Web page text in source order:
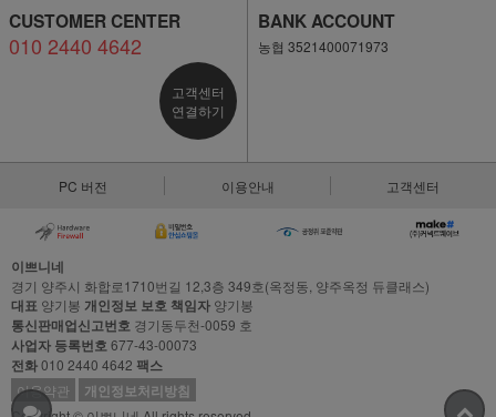
CUSTOMER CENTER
010 2440 4642
고객센터
연결하기
BANK ACCOUNT
농협 3521400071973
PC 버전 이용안내 고객센터
이쁘니네
경기 양주시 화합로1710번길 12,3층 349호(옥정동, 양주옥정 듀클래스)
대표 양기봉 개인정보 보호 책임자 양기봉
통신판매업신고번호 경기동두천-0059 호
사업자 등록번호677-43-00073
전화010 2440 4642 팩스
이용약관 개인정보처리방침